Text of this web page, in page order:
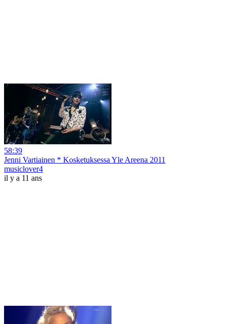
58:39
Jenni Vartiainen * Kosketuksessa Yle Areena 2011
musiclover4
il y a 11 ans